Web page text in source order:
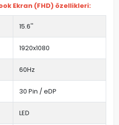
Ekran (FHD) özellikleri:
15.6''
1920x1080
60Hz
30 Pin / eDP
LED